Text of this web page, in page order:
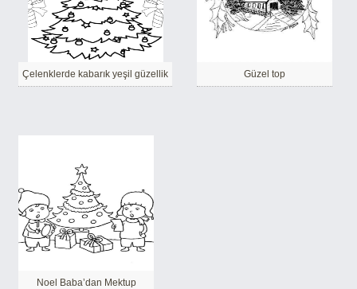
Çelenklerde kabarık yeşil güzellik Güzel top
Noel Baba’dan Mektup